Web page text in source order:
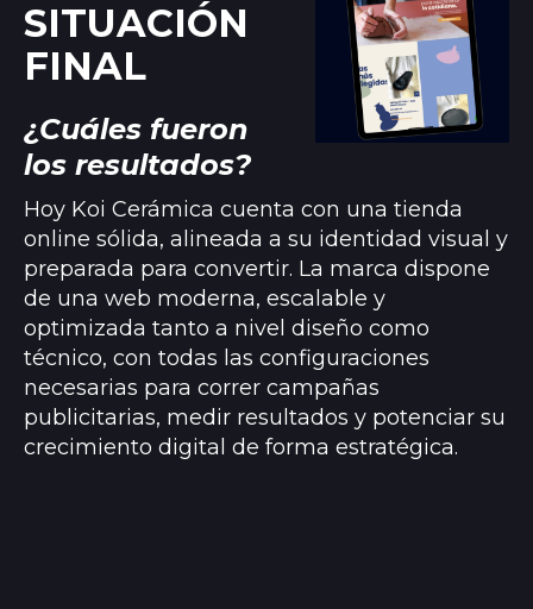
SITUACIÓN
FINAL
¿Cuáles fueron
los resultados?
Hoy Koi Cerámica cuenta con una tienda
online sólida, alineada a su identidad visual y
preparada para convertir. La marca dispone
de una web moderna, escalable y
optimizada tanto a nivel diseño como
técnico, con todas las configuraciones
necesarias para correr campañas
publicitarias, medir resultados y potenciar su
crecimiento digital de forma estratégica.